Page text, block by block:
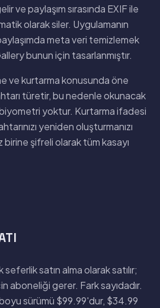
ve paylaşım sırasında EXIF ile
olarak siler. Uygulamanın
meta veri temizlemek
bunun için tasarlanmıştır.
ve kurtarma konusunda öne
türetir, bu nedenle okunacak
yoktur. Kurtarma ifadesi
yeniden oluşturmanızı
şifreli olarak tüm kasayı
satın alma olarak satılır;
aboneliği gerer. Fark sayıdadır.
sürümü $99.99'dur, $34.99